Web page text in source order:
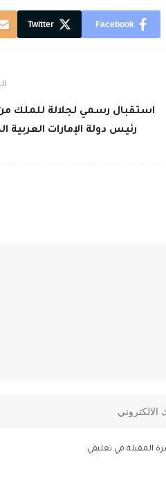
Facebook
Twitter
استقبال رسمي لجلالة للملك
رئيس دولة الإمارات العربية
المقبلة في تعليقي.